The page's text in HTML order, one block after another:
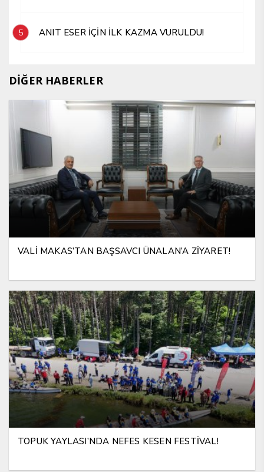
5 ANIT ESER İÇİN İLK KAZMA VURULDU!
DİĞER HABERLER
VALİ MAKAS’TAN BAŞSAVCI ÜNALAN’A ZİYARET!
TOPUK YAYLASI’NDA NEFES KESEN FESTİVAL!